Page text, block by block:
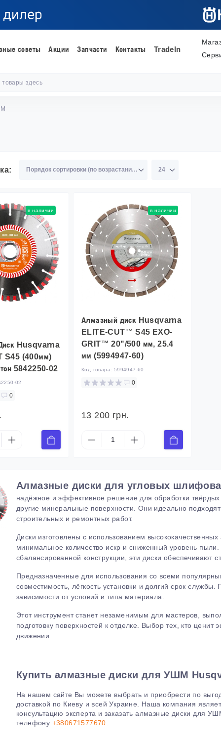
советы Акции Запчасти Контакты TradeIn
в наличии
Husqvarna
S45 (400мм)
5842250-02
02
0
в наличии
Алмазный диск Husqvarna
ELITE-CUT™ S45 EXO-
GRIT™ 20"/500 мм, 25.4
мм (5994947-60)
Код товара: 5994947-60
0
13 200 грн.
Алмазные диски для угловых
надёжное и эффективное решение для обработки
другие минеральные поверхности. Они идеально
строительных и ремонтных работ.
Диски изготовлены с использованием
минимальное количество искр и сниженный уровень
сбалансированной конструкции, эти диски обеспечивают
Предназначенные для использования со всеми
совместимость, лёгкость установки и долгий срок
зависимости от условий и типа материала.
Этот инструмент станет незаменимым для мастеров,
подготовку поверхностей к отделке. Выбор тех, кто
движении.
Купить алмазные диски для УШМ
На нашем сайте Вы можете выбрать и приобрести по
доставкой по Киеву и всей Украине. Наша компания
консультацию эксперта и заказать алмазные диски для
телефону +380671577670